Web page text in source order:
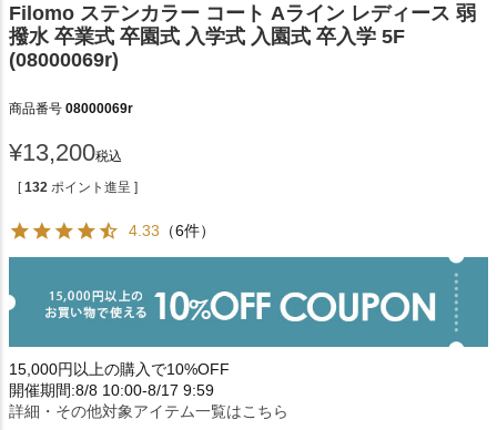
Filomo ステンカラー コート Aライン レディース 弱
撥水 卒業式 卒園式 入学式 入園式 卒入学 5F
(08000069r)
商品番号 08000069r
¥13,200税込
[ 132 ポイント進呈 ]
4.33 （6件）
15,000円以上の購入で10%OFF
開催期間:8/8 10:00-8/17 9:59
詳細・その他対象アイテム一覧はこちら